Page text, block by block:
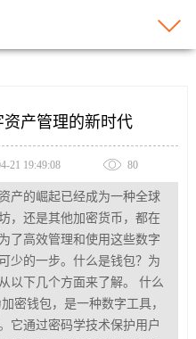
产管理的新时代
21 19:49:08 80
产的崛起已经成为一种全球
，还是其他加密货币，都在
了高效管理和使用这些数字
少的一步。什么是钱包？为
以下几个方面来了解。 什么
密钱包，是一种数字工具，
它通过密码学技术保护用户